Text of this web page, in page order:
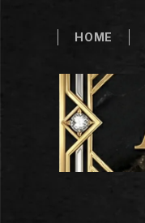
HOME